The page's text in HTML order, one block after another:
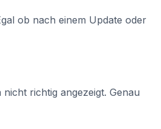
ob nach einem Update oder
richtig angezeigt. Genau